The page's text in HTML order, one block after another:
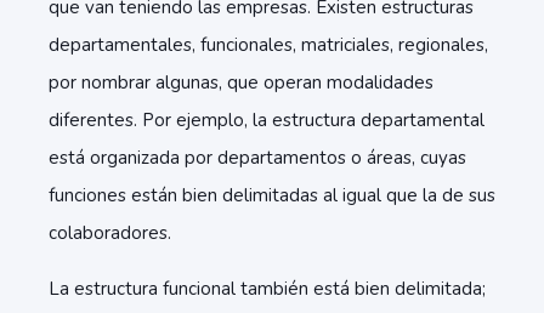
que van teniendo las empresas. Existen estructuras
departamentales, funcionales, matriciales, regionales,
por nombrar algunas, que operan modalidades
diferentes. Por ejemplo, la estructura departamental
está organizada por departamentos o áreas, cuyas
funciones están bien delimitadas al igual que la de sus
colaboradores.
La estructura funcional también está bien delimitada;